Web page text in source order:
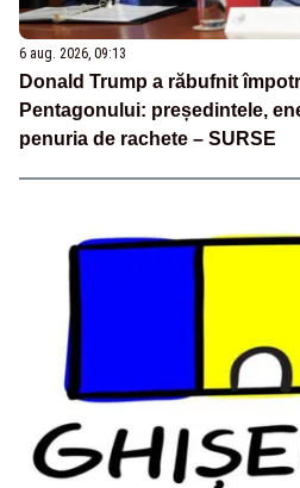
6 aug. 2026, 09:13
Donald Trump a răbufnit
Pentagonului: președintele,
penuria de rachete – SURSE